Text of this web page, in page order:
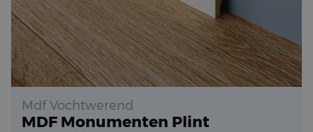
Mdf Vochtwerend
MDF Monumenten Plint